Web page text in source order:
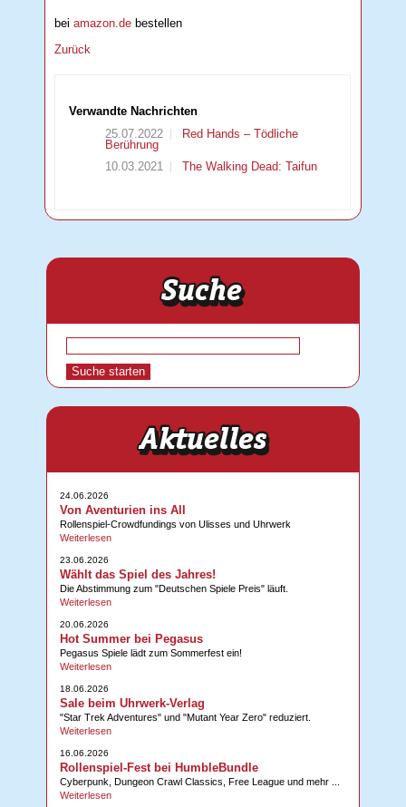
beiamazon.de bestellen
Zurück
Verwandte Nachrichten
25.07.2022
Red Hands – Tödliche
Berührung
10.03.2021
The Walking Dead: Taifun
24.06.2026
Von Aventurien ins All
Rollenspiel-Crowdfundings von Ulisses und Uhrwerk
Weiterlesen
23.06.2026
Wählt das Spiel des Jahres!
Die Abstimmung zum "Deutschen Spiele Preis" läuft.
Weiterlesen
20.06.2026
Hot Summer bei Pegasus
Pegasus Spiele lädt zum Sommerfest ein!
Weiterlesen
18.06.2026
Sale beim Uhrwerk-Verlag
"Star Trek Adventures" und "Mutant Year Zero" reduziert.
Weiterlesen
16.06.2026
Rollenspiel-Fest bei HumbleBundle
Cyberpunk, Dungeon Crawl Classics, Free League und mehr ...
Weiterlesen